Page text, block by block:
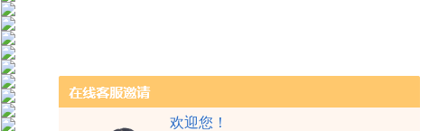
欢迎您！